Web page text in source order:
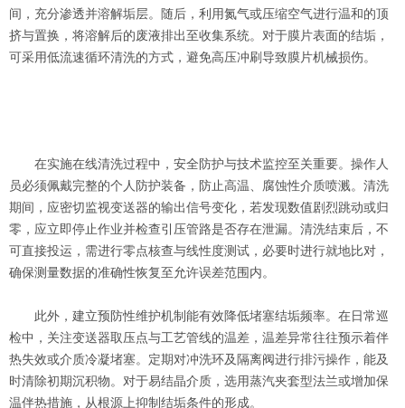
间，充分渗透并溶解垢层。随后，利用氮气或压缩空气进行温和的顶
挤与置换，将溶解后的废液排出至收集系统。对于膜片表面的结垢，
可采用低流速循环清洗的方式，避免高压冲刷导致膜片机械损伤。
在实施在线清洗过程中，安全防护与技术监控至关重要。操作人
员必须佩戴完整的个人防护装备，防止高温、腐蚀性介质喷溅。清洗
期间，应密切监视变送器的输出信号变化，若发现数值剧烈跳动或归
零，应立即停止作业并检查引压管路是否存在泄漏。清洗结束后，不
可直接投运，需进行零点核查与线性度测试，必要时进行就地比对，
确保测量数据的准确性恢复至允许误差范围内。
此外，建立预防性维护机制能有效降低堵塞结垢频率。在日常巡
检中，关注变送器取压点与工艺管线的温差，温差异常往往预示着伴
热失效或介质冷凝堵塞。定期对冲洗环及隔离阀进行排污操作，能及
时清除初期沉积物。对于易结晶介质，选用蒸汽夹套型法兰或增加保
温伴热措施，从根源上抑制结垢条件的形成。